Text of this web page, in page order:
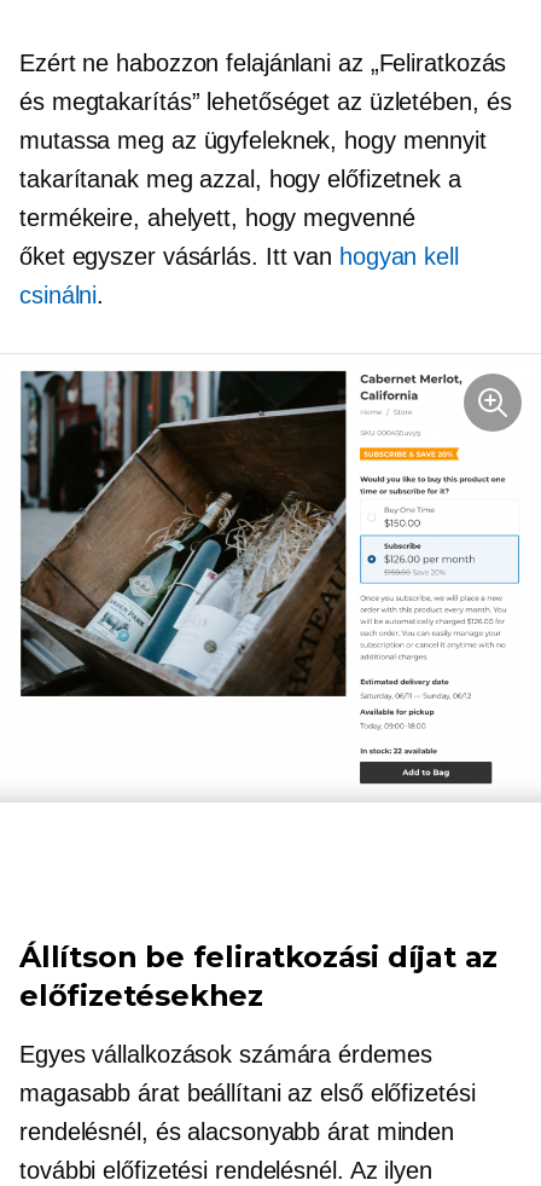
Ezért ne habozzon felajánlani az „Feliratkozás
és megtakarítás” lehetőséget az üzletében, és
mutassa meg az ügyfeleknek, hogy mennyit
takarítanak meg azzal, hogy előfizetnek a
termékeire, ahelyett, hogy megvenné
őket egyszervásárlás. Itt van hogyan kell
csinálni.
Állítson be feliratkozási díjat az
előfizetésekhez
Egyes vállalkozások számára érdemes
magasabb árat beállítani az első előfizetési
rendelésnél, és alacsonyabb árat minden
további előfizetési rendelésnél. Az ilyen